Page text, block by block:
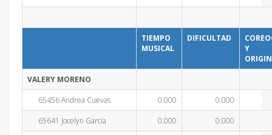
TIEMPO
MUSICAL
DIFICULTAD
Y
VALERY MORENO
65456 Andrea Cuevas
0.000
0.000
65641 Jocelyn Garcia
0.000
0.000